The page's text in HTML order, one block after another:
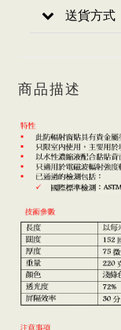
送貨方式
商品描述